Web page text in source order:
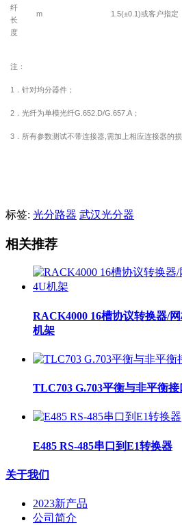
纤
长
度
m 1.5(±0.1)或客户指定
注：
1 ．针对均分器件；
2 ．光纤为单模光纤G.652.D/G.657.A ；
3 ．所有参数测试不带连接器 需加上相应连接器的损
标签: 光分路器 武汉光分器
相关推荐
RACK4000 16槽协议转换器/
机架
TLC703 G.703平衡与非平衡
E485 RS-485串口到E1转换器
关于我们
2023新产品
公司简介